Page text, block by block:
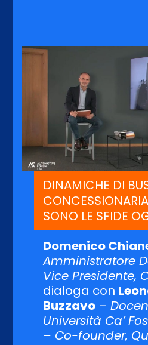
DINAMICHE DI
SONO LE SFIDE
Domenico
Amministratore
Vice Presidente,
dialoga con
Buzzavo –
Università Ca’
– Co-founder,